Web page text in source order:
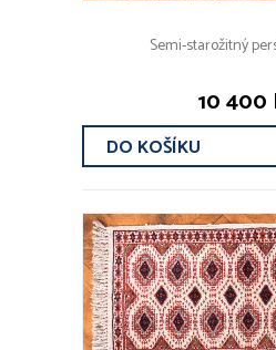
Semi-starožitný
10 400
DO KOŠÍKU